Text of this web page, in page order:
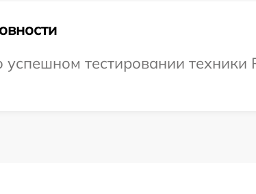
тестировании